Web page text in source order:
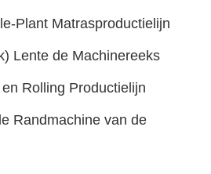
Plant Matrasproductielijn
Lente de Machinereeks
Rolling Productielijn
Randmachine van de